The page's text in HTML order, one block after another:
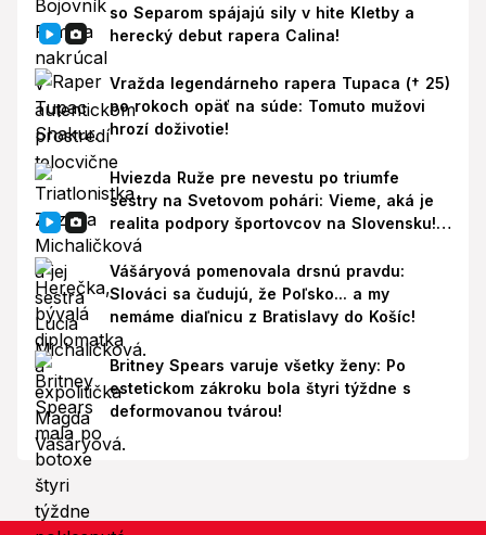
so Separom spájajú sily v hite Kletby a
herecký debut rapera Calina!
Vražda legendárneho rapera Tupaca († 25)
po rokoch opäť na súde: Tomuto mužovi
hrozí doživotie!
Hviezda Ruže pre nevestu po triumfe
sestry na Svetovom pohári: Vieme, aká je
realita podpory športovcov na Slovensku!
Prišla reakcia
Vášáryová pomenovala drsnú pravdu:
Slováci sa čudujú, že Poľsko... a my
nemáme diaľnicu z Bratislavy do Košíc!
Britney Spears varuje všetky ženy: Po
estetickom zákroku bola štyri týždne s
deformovanou tvárou!